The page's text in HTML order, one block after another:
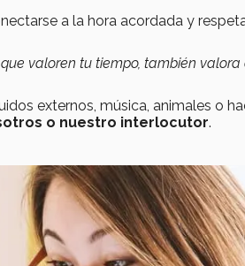
a la hora acordada y
que valoren tu tiempo, también
externos, música, animales o
o nuestro interlocutor.